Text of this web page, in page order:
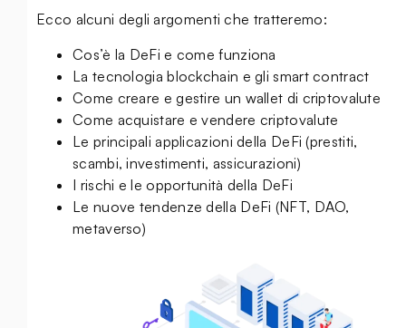
Ecco alcuni degli argomenti che tratteremo:
Cos’è la DeFi e come funziona
La tecnologia blockchain e gli smart contract
Come creare e gestire un wallet di criptovalute
Come acquistare e vendere criptovalute
Le principali applicazioni della DeFi (prestiti,
scambi, investimenti, assicurazioni)
I rischi e le opportunità della DeFi
Le nuove tendenze della DeFi (NFT, DAO,
metaverso)